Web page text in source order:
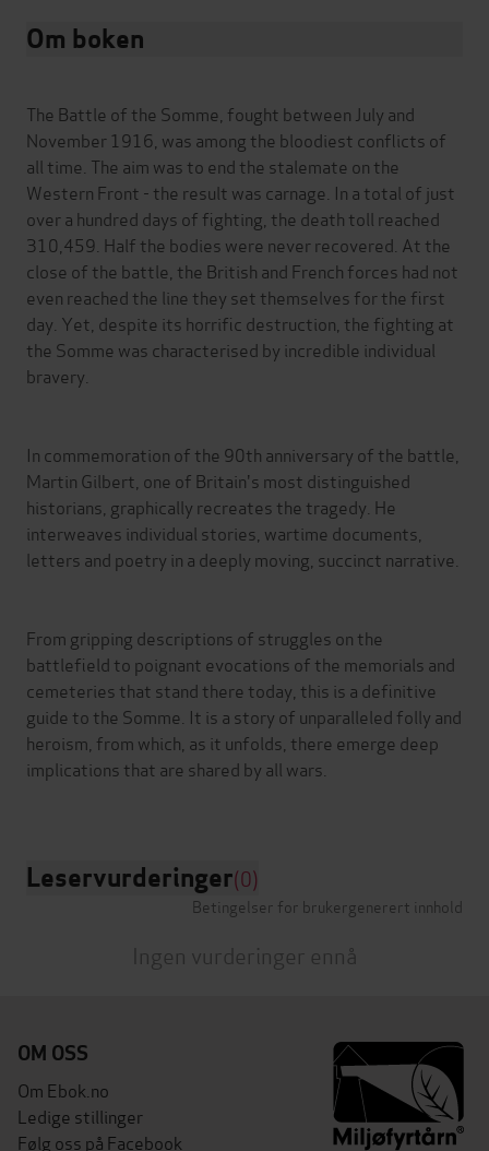
Om boken
The Battle of the Somme, fought between July and
November 1916, was among the bloodiest conflicts of
all time. The aim was to end the stalemate on the
Western Front - the result was carnage. In a total of just
over a hundred days of fighting, the death toll reached
310,459. Half the bodies were never recovered. At the
close of the battle, the British and French forces had not
even reached the line they set themselves for the first
day. Yet, despite its horrific destruction, the fighting at
the Somme was characterised by incredible individual
bravery.
In commemoration of the 90th anniversary of the battle,
Martin Gilbert, one of Britain's most distinguished
historians, graphically recreates the tragedy. He
interweaves individual stories, wartime documents,
letters and poetry in a deeply moving, succinct narrative.
From gripping descriptions of struggles on the
battlefield to poignant evocations of the memorials and
cemeteries that stand there today, this is a definitive
guide to the Somme. It is a story of unparalleled folly and
heroism, from which, as it unfolds, there emerge deep
implications that are shared by all wars.
Leservurderinger(0)
Betingelser for brukergenerert innhold
Ingen vurderinger ennå
OM OSS
Om Ebok.no
Ledige stillinger
Følg oss på Facebook